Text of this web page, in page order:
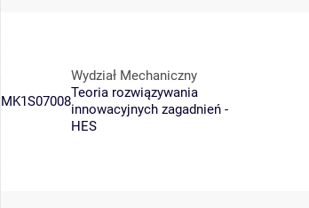
MK1S07008
Wydział Mechaniczny
Teoria rozwiązywania
innowacyjnych zagadnień -
HES